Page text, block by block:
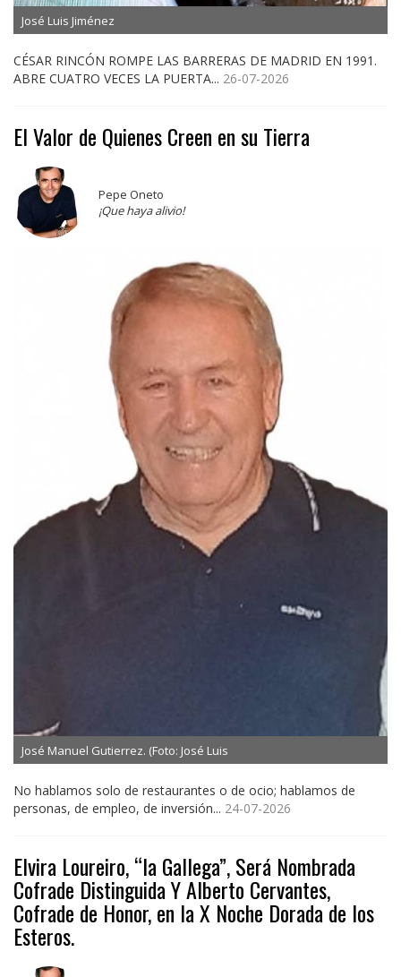
José Luis Jiménez
CÉSAR RINCÓN ROMPE LAS BARRERAS DE MADRID EN 1991.
ABRE CUATRO VECES LA PUERTA... 26-07-2026
El Valor de Quienes Creen en su Tierra
Pepe Oneto
¡Que haya alivio!
José Manuel Gutierrez. (Foto: José Luis
No hablamos solo de restaurantes o de ocio; hablamos de
personas, de empleo, de inversión... 24-07-2026
Elvira Loureiro, “la Gallega”, Será Nombrada
Cofrade Distinguida Y Alberto Cervantes,
Cofrade de Honor, en la X Noche Dorada de los
Esteros.